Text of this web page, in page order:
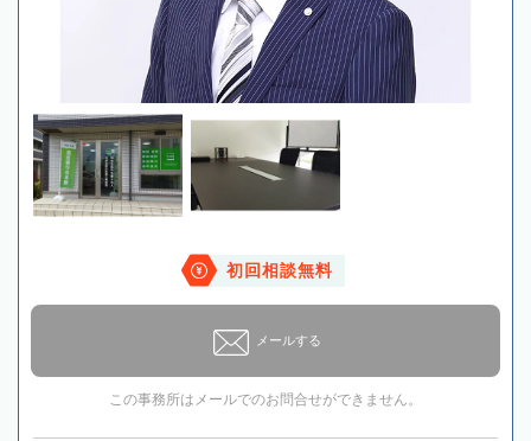
初回相談無料
メールする
この事務所はメールでのお問合せができません。